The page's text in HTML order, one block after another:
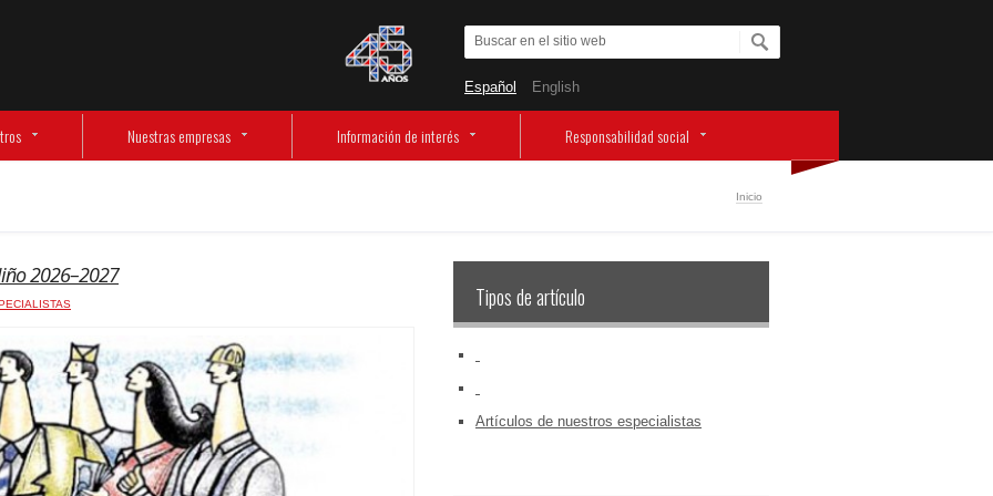
Español English
Nuestras empresas Información de interés Responsabilidad social
Inicio
2026–2027
Tipos de artículo
Artículos de nuestros especialistas